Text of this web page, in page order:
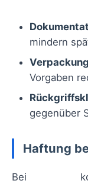
mindern
Vorgaben
gegenüber
Haftung
Bei